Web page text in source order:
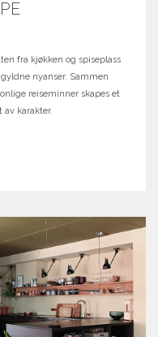
fra kjøkken og spiseplass
nyanser. Sammen
reiseminner skapes et
av karakter.